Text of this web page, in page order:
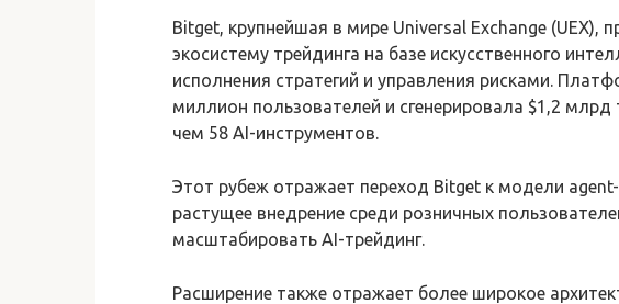
Bitget, крупнейшая в мире Universal Exchange (UEX),
экосистему трейдинга на базе искусственного
исполнения стратегий и управления рисками.
миллион пользователей и сгенерировала $1,2 млрд
чем 58 AI-инструментов.
Этот рубеж отражает переход Bitget к модели
растущее внедрение среди розничных
масштабировать AI-трейдинг.
Расширение также отражает более широкое